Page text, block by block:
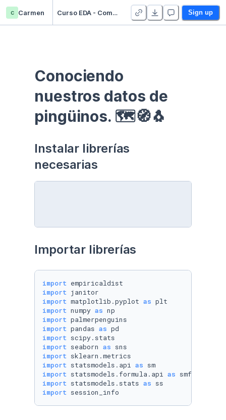
c Carmen Curso EDA - Communication - Duplicate Sign up
Conociendo
nuestros datos de
pingüinos. 🗺🧭🐧
Instalar librerías
necesarias
Importar librerías
import
import
import matplotlib.pyplot as
import numpy as
import
import pandas as
import
import seaborn as
import
import statsmodels.api as
import statsmodels.formula.api as
import statsmodels.stats as
import session_info